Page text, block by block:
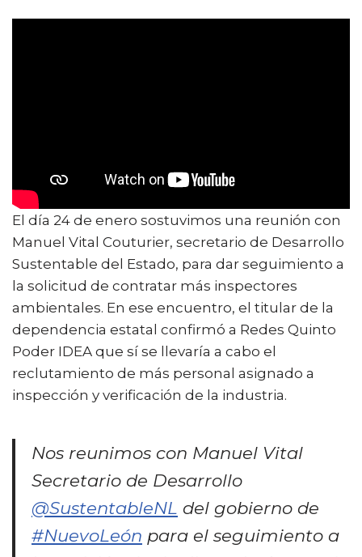
El día 24 de enero sostuvimos una reunión con
Manuel Vital Couturier, secretario de Desarrollo
Sustentable del Estado, para dar seguimiento a
la solicitud de contratar más inspectores
ambientales. En ese encuentro, el titular de la
dependencia estatal confirmó a Redes Quinto
Poder IDEA que sí se llevaría a cabo el
reclutamiento de más personal asignado a
inspección y verificación de la industria.
Nos reunimos con Manuel Vital
Secretario de Desarrollo
@SustentableNL del gobierno de
#NuevoLeón para el seguimiento a